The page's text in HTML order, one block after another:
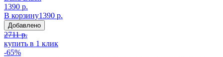
1390 р.
В корзину1390 р.
Добавлено
2711 р.
купить в 1 клик
-65%